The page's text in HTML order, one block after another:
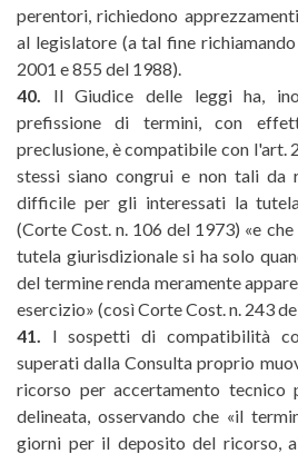
perentori, richiedono
al legislatore (a tal fine
2001 e 855 del 1988).
40. Il Giudice delle leggi ha,
prefissione di termini, con
preclusione, è compatibile con l'art.
stessi siano congrui e non tali da
difficile per gli interessati la
(Corte Cost. n. 106 del 1973) «e
tutela giurisdizionale si ha solo
del termine renda meramente
esercizio» (così Corte Cost. n. 243
41. I sospetti di compatibilità
superati dalla Consulta proprio
ricorso per accertamento tecnico
delineata, osservando che «il
giorni per il deposito del ricorso,